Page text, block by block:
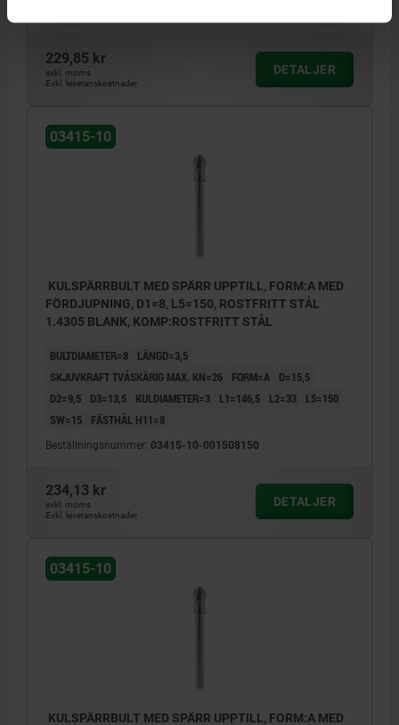
229,85 kr
exkl. moms
Exkl. leveranskostnader
DETALJER
03415-10
KULSPÄRRBULT MED SPÄRR UPPTILL, FORM:A MED
FÖRDJUPNING, D1=8, L5=150, ROSTFRITT STÅL
1.4305 BLANK, KOMP:ROSTFRITT STÅL
BULTDIAMETER=8
LÄNGD=3,5
SKJUVKRAFT TVÅSKÄRIG MAX. KN=26
FORM=A
D=15,5
D2=9,5
D3=13,5 KULDIAMETER=3 L1=146,5 L2=33
L5=150
SW=15
FÄSTHÅL H11=8
Beställningsnummer: 03415-10-001508150
234,13 kr
exkl. moms
Exkl. leveranskostnader
DETALJER
03415-10
KULSPÄRRBULT MED SPÄRR UPPTILL, FORM:A MED